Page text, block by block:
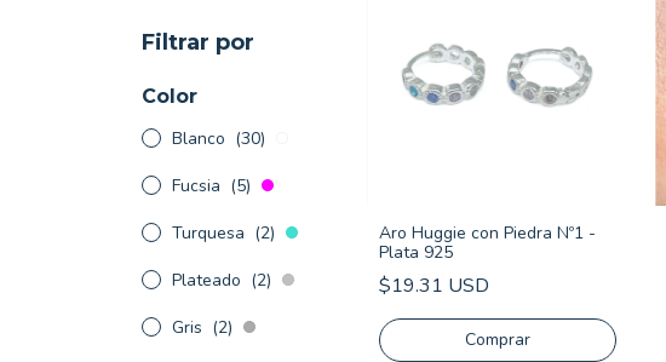
Filtrar por
Color
Blanco (30)
Fucsia (5)
Turquesa (2)
Plateado (2)
Gris (2)
Aro Huggie con Piedra Nº1 -
Plata 925
$19.31 USD
Comprar